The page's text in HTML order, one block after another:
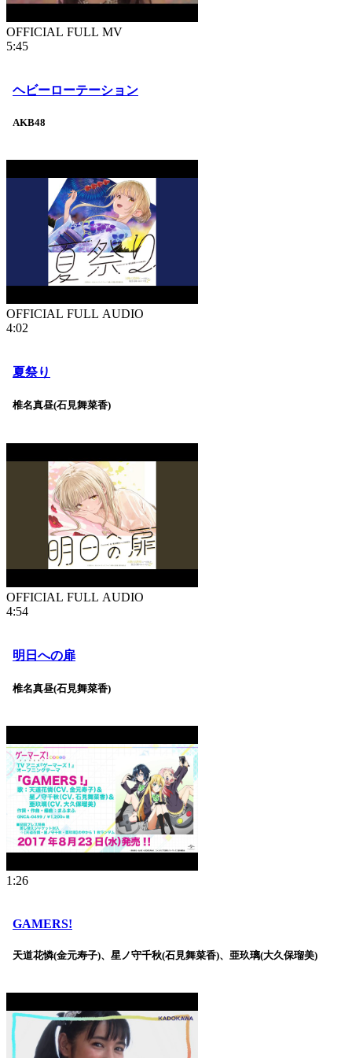
OFFICIAL FULL MV
5:45
ヘビーローテーション
AKB48
OFFICIAL FULL AUDIO
4:02
夏祭り
椎名真昼(石見舞菜香)
OFFICIAL FULL AUDIO
4:54
明日への扉
椎名真昼(石見舞菜香)
1:26
GAMERS!
天道花憐(金元寿子)、星ノ守千秋(石見舞菜香)、亜玖璃(大久保瑠美)